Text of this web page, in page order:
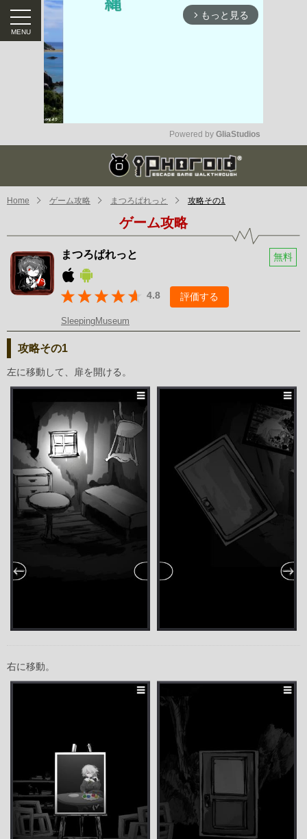
arrow_forward_ios もっと見る
Mute
Powered by GliaStudios
Home ゲーム攻略 まつろぱれっと 攻略その1
ゲーム攻略
まつろぱれっと 無料
4.8 評価する
SleepingMuseum
攻略その1
左に移動して、扉を開ける。
右に移動。